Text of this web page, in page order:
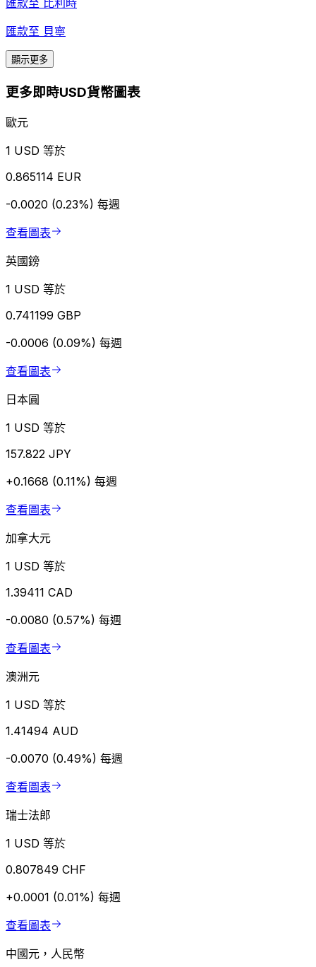
匯款至 比利時
匯款至 貝寧
顯示更多
更多即時USD貨幣圖表
歐元
1 USD 等於
0.865114 EUR
-0.0020 (0.23%) 每週
查看圖表
英國鎊
1 USD 等於
0.741199 GBP
-0.0006 (0.09%) 每週
查看圖表
日本圓
1 USD 等於
157.822 JPY
+0.1668 (0.11%) 每週
查看圖表
加拿大元
1 USD 等於
1.39411 CAD
-0.0080 (0.57%) 每週
查看圖表
澳洲元
1 USD 等於
1.41494 AUD
-0.0070 (0.49%) 每週
查看圖表
瑞士法郎
1 USD 等於
0.807849 CHF
+0.0001 (0.01%) 每週
查看圖表
中國元，人民幣